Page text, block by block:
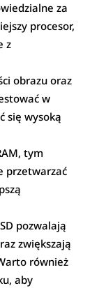
za
procesor,
z
obrazu oraz
w
się wysoką
tym
przetwarzać
pozwalają
zwiększają
również
aby